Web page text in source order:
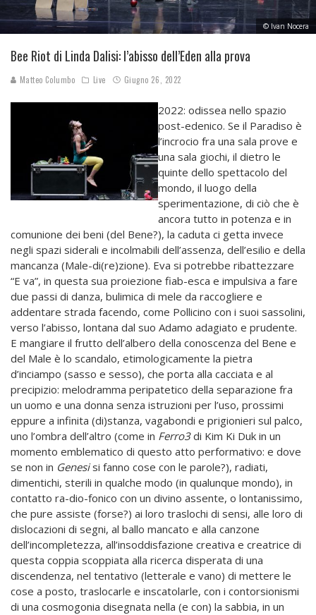
© Ivan Nocera
Bee Riot di Linda Dalisi: l’abisso dell’Eden alla prova
Matteo Columbo Live Giugno 26, 2022
2022: odissea nello spazio
post-edenico. Se il Paradiso è
l’incrocio fra una sala prove e
una sala giochi, il dietro le
quinte dello spettacolo del
mondo, il luogo della
sperimentazione, di ciò che è
ancora tutto in potenza e in
comunione dei beni (del Bene?), la caduta ci getta invece
negli spazi siderali e incolmabili dell’assenza, dell’esilio e della
mancanza (Male-di(re)zione). Eva si potrebbe ribattezzare
“E va”, in questa sua proiezione fiab-esca e impulsiva a fare
due passi di danza, bulimica di mele da raccogliere e
addentare strada facendo, come Pollicino con i suoi sassolini,
verso l’abisso, lontana dal suo Adamo adagiato e prudente.
E mangiare il frutto dell’albero della conoscenza del Bene e
del Male è lo scandalo, etimologicamente la pietra
d’inciampo (sasso e sesso), che porta alla cacciata e al
precipizio: melodramma peripatetico della separazione fra
un uomo e una donna senza istruzioni per l’uso, prossimi
eppure a infinita (di)stanza, vagabondi e prigionieri sul palco,
uno l’ombra dell’altro (come in Ferro3di Kim Ki Duk in un
momento emblematico di questo atto performativo: e dove
se non in Genesisi fanno cose con le parole?), radiati,
dimentichi, sterili in qualche modo (in qualunque mondo), in
contatto ra-dio-fonico con un divino assente, o lontanissimo,
che pure assiste (forse?) ai loro traslochi di sensi, alle loro di
dislocazioni di segni, al ballo mancato e alla canzone
dell’incompletezza, all’insoddisfazione creativa e creatrice di
questa coppia scoppiata alla ricerca disperata di una
discendenza, nel tentativo (letterale e vano) di mettere le
cose a posto, traslocarle e inscatolarle, con i contorsionismi
di una cosmogonia disegnata nella (e con) la sabbia, in un